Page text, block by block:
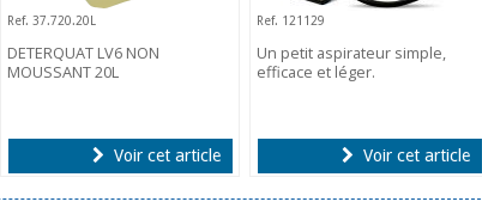
Ref. 37.720.20L
DETERQUAT LV6 NON
MOUSSANT 20L
Voir cet article
Ref. 121129
Un petit aspirateur simple,
efficace et léger.
Voir cet article